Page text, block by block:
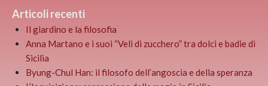
Articoli recenti
Il giardino e la filosofia
Anna Martano e i suoi “Veli di zucchero” tra dolci e badie di
Sicilia
Byung-Chul Han: il filosofo dell’angoscia e della speranza